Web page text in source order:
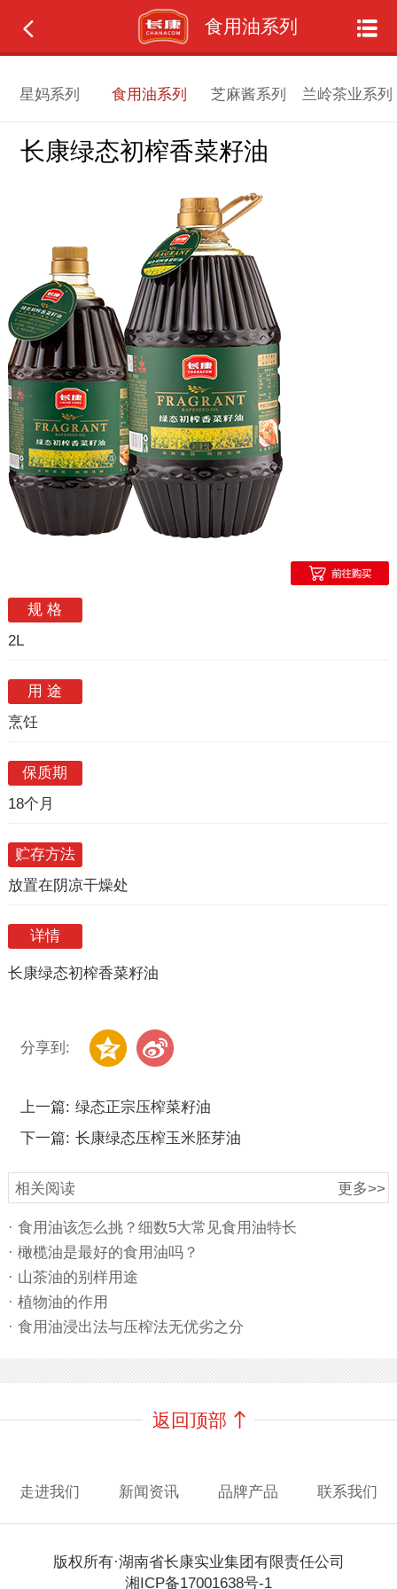
食用油系列
星妈系列 食用油系列 芝麻酱系列 兰岭茶业系列
长康绿态初榨香菜籽油
规 格
2L
用 途
烹饪
保质期
18个月
贮存方法
放置在阴凉干燥处
详情
长康绿态初榨香菜籽油
分享到:
上一篇: 绿态正宗压榨菜籽油
下一篇: 长康绿态压榨玉米胚芽油
相关阅读 更多>>
· 食用油该怎么挑？细数5大常见食用油特长
· 橄榄油是最好的食用油吗？
· 山茶油的别样用途
· 植物油的作用
· 食用油浸出法与压榨法无优劣之分
返回顶部
走进我们 新闻资讯 品牌产品 联系我们
版权所有·湖南省长康实业集团有限责任公司
湘ICP备17001638号-1